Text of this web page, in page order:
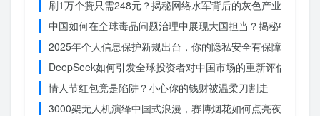
刷1万个赞只需248元？揭秘网络水军背后的灰色产业链
中国如何在全球毒品问题治理中展现大国担当？揭秘中国方
2025年个人信息保护新规出台，你的隐私安全有保障了吗？
DeepSeek如何引发全球投资者对中国市场的重新评估？
情人节红包竟是陷阱？小心你的钱财被温柔刀割走
3000架无人机演绎中国式浪漫，赛博烟花如何点亮夜空？